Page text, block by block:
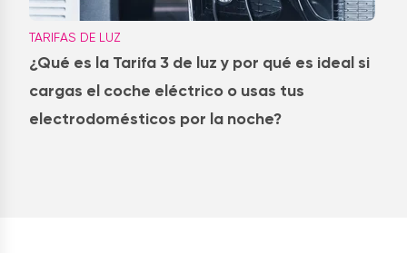
TARIFAS DE LUZ
¿Qué es la Tarifa 3 de luz y por qué es ideal si
cargas el coche eléctrico o usas tus
electrodomésticos por la noche?